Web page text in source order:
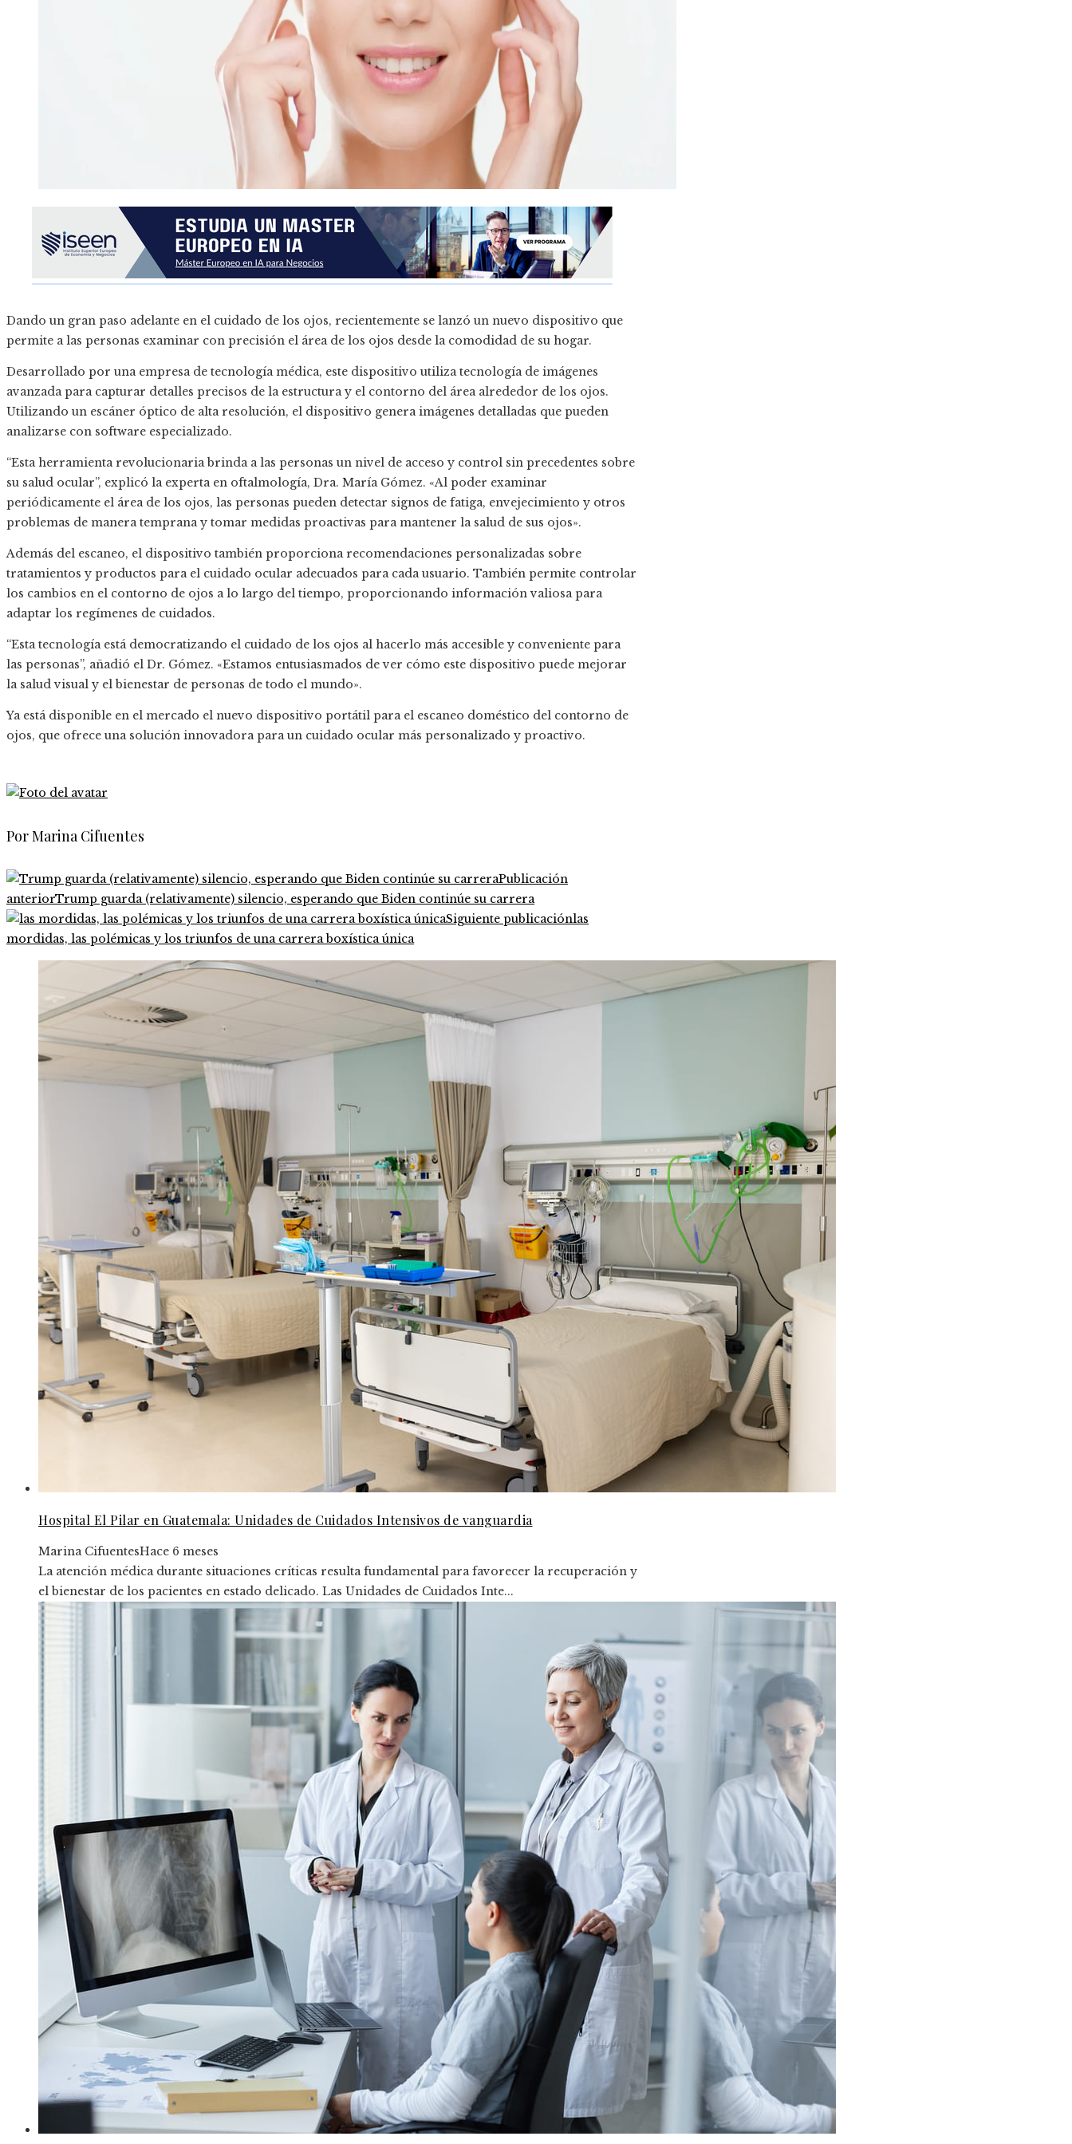
Dando un gran paso adelante en el cuidado de los ojos, recientemente se lanzó un nuevo dispositivo que
permite a las personas examinar con precisión el área de los ojos desde la comodidad de su hogar.
Desarrollado por una empresa de tecnología médica, este dispositivo utiliza tecnología de imágenes
avanzada para capturar detalles precisos de la estructura y el contorno del área alrededor de los ojos.
Utilizando un escáner óptico de alta resolución, el dispositivo genera imágenes detalladas que pueden
analizarse con software especializado.
“Esta herramienta revolucionaria brinda a las personas un nivel de acceso y control sin precedentes sobre
su salud ocular”, explicó la experta en oftalmología, Dra. María Gómez. «Al poder examinar
periódicamente el área de los ojos, las personas pueden detectar signos de fatiga, envejecimiento y otros
problemas de manera temprana y tomar medidas proactivas para mantener la salud de sus ojos».
Además del escaneo, el dispositivo también proporciona recomendaciones personalizadas sobre
tratamientos y productos para el cuidado ocular adecuados para cada usuario. También permite controlar
los cambios en el contorno de ojos a lo largo del tiempo, proporcionando información valiosa para
adaptar los regímenes de cuidados.
“Esta tecnología está democratizando el cuidado de los ojos al hacerlo más accesible y conveniente para
las personas”, añadió el Dr. Gómez. «Estamos entusiasmados de ver cómo este dispositivo puede mejorar
la salud visual y el bienestar de personas de todo el mundo».
Ya está disponible en el mercado el nuevo dispositivo portátil para el escaneo doméstico del contorno de
ojos, que ofrece una solución innovadora para un cuidado ocular más personalizado y proactivo.
Por Marina Cifuentes
Publicación
anteriorTrump guarda (relativamente) silencio, esperando que Biden continúe su carrera
Siguiente publicaciónlas
mordidas, las polémicas y los triunfos de una carrera boxística única
Hospital El Pilar en Guatemala: Unidades de Cuidados Intensivos de vanguardia
Marina CifuentesHace 6 meses
La atención médica durante situaciones críticas resulta fundamental para favorecer la recuperación y
el bienestar de los pacientes en estado delicado. Las Unidades de Cuidados Inte...